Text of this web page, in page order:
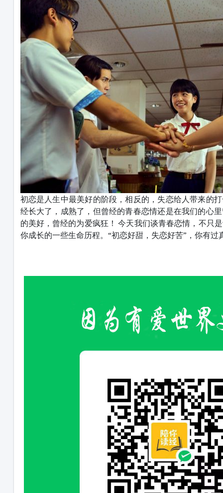
初恋是人生中最美好的阶段，相反的，失恋给人带来的
经长大了，成熟了，但曾经的青春恋情还是在我们的心
的美好，曾经的为爱疯狂！ 今天我们谈青春恋情，不只
你成长的一些生命历程。“初恋好甜，失恋好苦”，你有过